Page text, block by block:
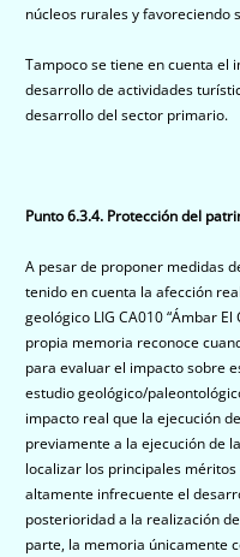
núcleos rurales y favoreciendo
Tampoco se tiene en cuenta el
desarrollo de actividades
desarrollo del sector primario.
Punto 6.3.4. Protección del
A pesar de proponer medidas
tenido en cuenta la afección
geológico LIG CA010 “Ámbar
propia memoria reconoce
para evaluar el impacto sobre
estudio geológico/
impacto real que la ejecución
previamente a la ejecución de
localizar los principales
altamente infrecuente el
posterioridad a la realización
parte, la memoria únicamente